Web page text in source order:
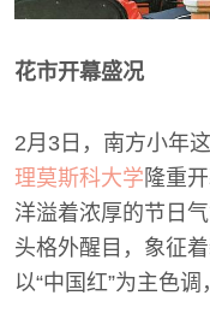
花市开幕盛况
2月3日，南方小年
理莫斯科大学 隆重
洋溢着浓厚的节日气
头格外醒目，象征
以“中国红”为主色